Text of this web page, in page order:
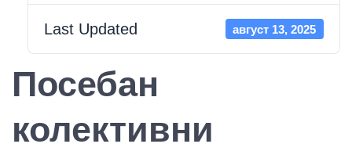
Last Updated август 13, 2025
Посебан
колективни